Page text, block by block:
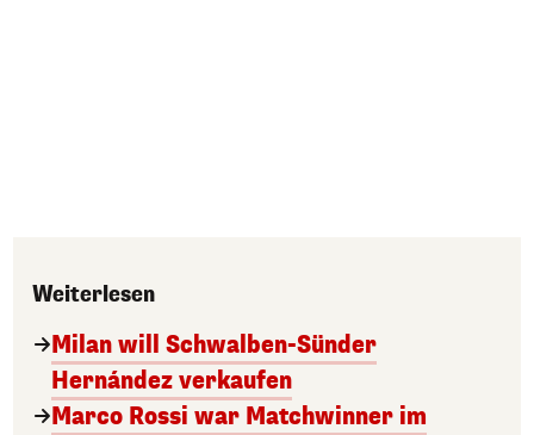
Weiterlesen
Milan will Schwalben-Sünder
Hernández verkaufen
Marco Rossi war Matchwinner im